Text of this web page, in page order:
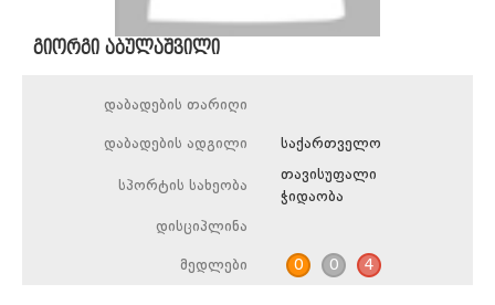
გიორგი აბულაშვილი
დაბადების თარიღი
დაბადების ადგილი საქართველო
სპორტის სახეობა
თავისუფალი
ჭიდაობა
დისციპლინა
მედლები 0 0 4